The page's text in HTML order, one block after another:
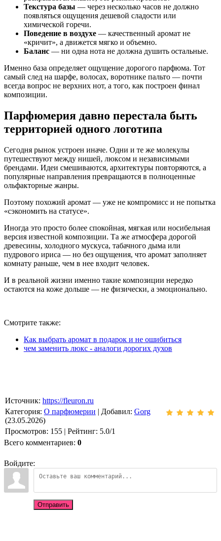
Текстура базы — через несколько часов не должно
появляться ощущения дешевой сладости или
химической горечи.
Поведение в воздухе — качественный аромат не
«кричит», а движется мягко и объемно.
Баланс — ни одна нота не должна душить остальные.
Именно база определяет ощущение дорогого парфюма. Тот
самый след на шарфе, волосах, воротнике пальто — почти
всегда вопрос не верхних нот, а того, как построен финал
композиции.
Парфюмерия давно перестала быть
территорией одного логотипа
Сегодня рынок устроен иначе. Одни и те же молекулы
путешествуют между нишей, люксом и независимыми
брендами. Идеи смешиваются, архитектуры повторяются, а
популярные направления превращаются в полноценные
ольфакторные жанры.
Поэтому похожий аромат — уже не компромисс и не попытка
«сэкономить на статусе».
Иногда это просто более спокойная, мягкая или носибельная
версия известной композиции. Та же атмосфера дорогой
древесины, холодного мускуса, табачного дыма или
пудрового ириса — но без ощущения, что аромат заполняет
комнату раньше, чем в нее входит человек.
И в реальной жизни именно такие композиции нередко
остаются на коже дольше — не физически, а эмоционально.
Смотрите также:
Как выбрать аромат в подарок и не ошибиться
чем заменить люкс - аналоги дорогих духов
Источник: https://fleuron.ru
Категория: О парфюмерии | Добавил: Gorg
(23.05.2026)
Просмотров: 155 | Рейтинг: 5.0/1
Всего комментариев: 0
Войдите:
Отправить